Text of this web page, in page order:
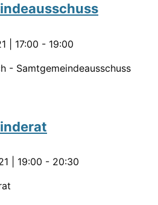
| 17:00 - 19:00
- Samtgemeindeausschuss
| 19:00 - 20:30